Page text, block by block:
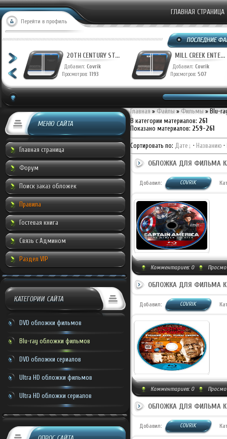
Перейти в профиль
ГЛАВНАЯ СТРАНИЦА
20TH CENTURY ST...
Добавил:Covrik
Просмотров:1250
20TH CENTURY ST...
Добавил:Covrik
Просмотров:1193
МЕНЮ САЙТА
Главная страница
Форум
Поиск заказ обложек
Правила
Гостевая книга
Связь с Админом
Раздел VIP
КАТЕГОРИИ САЙТА
DVD обложки фильмов
Blu-ray обложки фильмов
DVD обложки сериалов
Ultra HD обложки фильмов
Ultra HD обложки сериалов
Главная»Файлы»Фильмы» Blu-
В категории материалов: 261
Показано материалов: 259-261
Сортировать по: Дате · Названию ·
ОБЛОЖКА ДЛЯ ФИЛЬМА
Добавил: COVRIK
Комментариев: 0
ОБЛОЖКА ДЛЯ ФИЛЬМА
Добавил: COVRIK
Комментариев: 0
ОБЛОЖКА ДЛЯ ФИЛЬМА
Добавил: COVRIK